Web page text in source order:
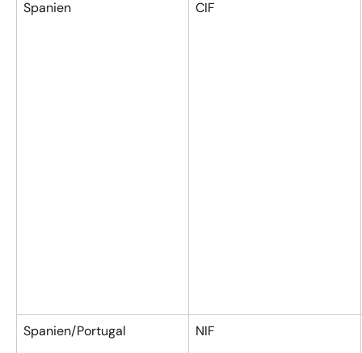
Spanien CIF
Spanien/Portugal NIF